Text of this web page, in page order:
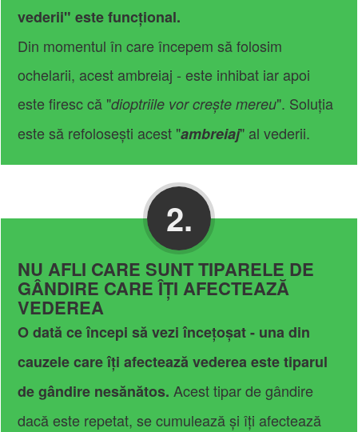
vederii" este funcțional.
Din momentul în care începem să folosim
ochelarii, acest ambreiaj - este inhibat iar apoi
este firesc că "dioptriile vor crește mereu". Soluția
este să refolosești acest "ambreiaj" al vederii.
2.
NU AFLI CARE SUNT TIPARELE DE
GÂNDIRE CARE ÎȚI AFECTEAZĂ
VEDEREA
O dată ce începi să vezi încețoșat - una din
cauzele care îți afectează vederea este tiparul
de gândire nesănătos. Acest tipar de gândire
dacă este repetat, se cumulează și îți afectează